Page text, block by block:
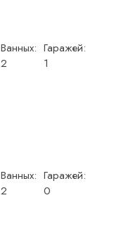
Ванных:
2
Гаражей:
1
Ванных:
2
Гаражей:
0